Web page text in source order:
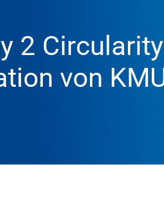
2
von